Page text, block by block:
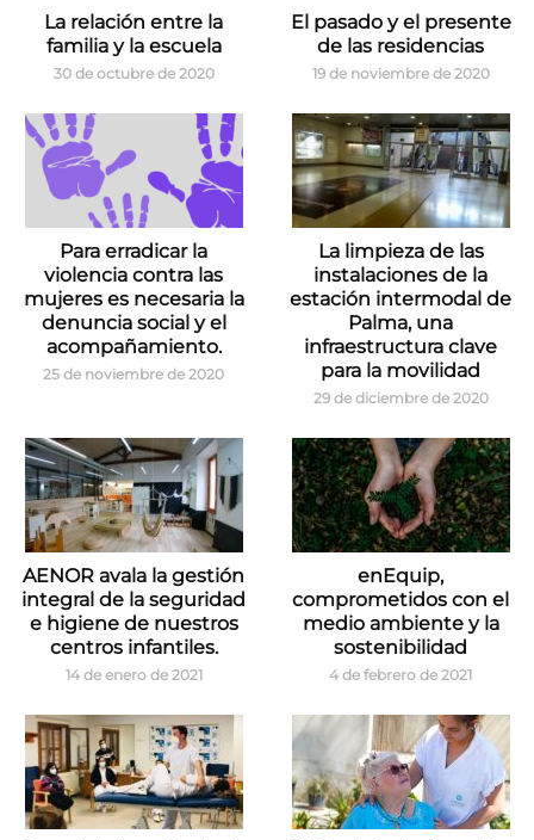
La relación entre la
familia y la escuela
30 de octubre de 2020
El pasado y el presente
de las residencias
19 de noviembre de 2020
Para erradicar la
violencia contra las
mujeres es necesaria la
denuncia social y el
acompañamiento.
25 de noviembre de 2020
La limpieza de las
instalaciones de la
estación intermodal de
Palma, una
infraestructura clave
para la movilidad
29 de diciembre de 2020
AENOR avala la gestión
integral de la seguridad
e higiene de nuestros
centros infantiles.
14 de enero de 2021
enEquip,
comprometidos con el
medio ambiente y la
sostenibilidad
4 de febrero de 2021